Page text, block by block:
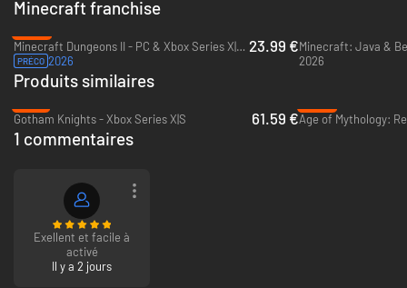
Minecraft franchise
Minecraft Dungeons II - PC & Xbox Series X|S (Microsoft Store)
PRÉCO 2026
23.99 €
2026
Produits similaires
Gotham Knights - Xbox Series X|S
61.59 €
1 commentaires
Exellent et facile à
activé
Il y a 2 jours